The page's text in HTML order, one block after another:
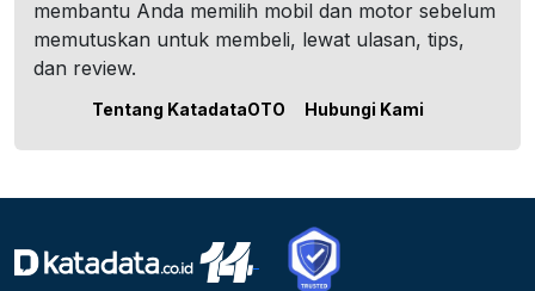
membantu Anda memilih mobil dan motor sebelum
memutuskan untuk membeli, lewat ulasan, tips,
dan review.
Tentang KatadataOTO Hubungi Kami